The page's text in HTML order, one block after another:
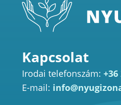
Kapcsolat
Irodai telefonszám: +36
E-mail: